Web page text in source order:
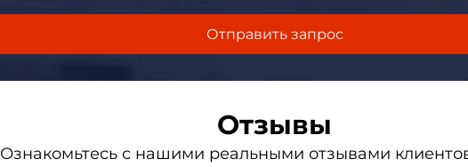
Отзывы
Ознакомьтесь с нашими реальными отзывами